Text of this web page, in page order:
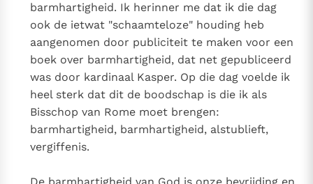
barmhartigheid. Ik herinner me dat ik die dag
ook de ietwat "schaamteloze" houding heb
aangenomen door publiciteit te maken voor een
boek over barmhartigheid, dat net gepubliceerd
was door kardinaal Kasper. Op die dag voelde ik
heel sterk dat dit de boodschap is die ik als
Bisschop van Rome moet brengen:
barmhartigheid, barmhartigheid, alstublieft,
vergiffenis.